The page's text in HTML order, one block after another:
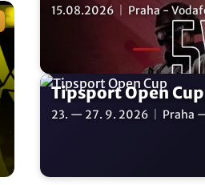
15.08.2026 Praha -
Tipsport Open Cup
23. — 27. 9. 2026 Praha